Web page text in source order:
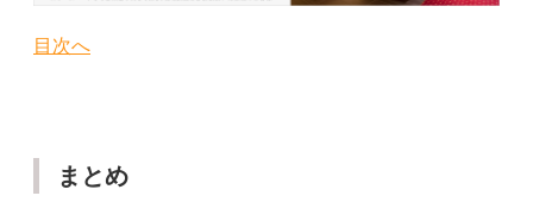
目次へ
まとめ